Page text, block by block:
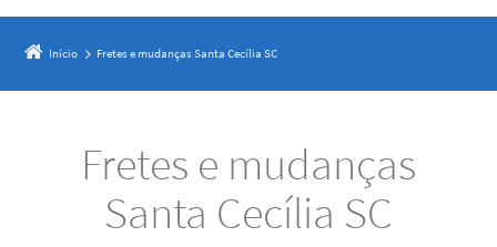
Início Fretes e mudanças Santa Cecília SC
Fretes e mudanças
Santa Cecília SC